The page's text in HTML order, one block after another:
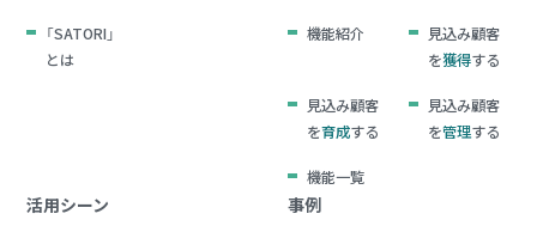
「SATORI」
とは
機能紹介
見込み顧客
を獲得する
見込み顧客
を育成する
見込み顧客
を管理する
機能一覧
活用シーン 事例